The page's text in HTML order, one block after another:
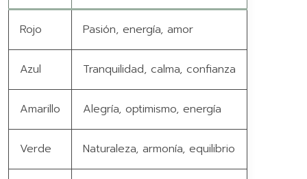
Rojo Pasión, energía, amor
Azul Tranquilidad, calma, confianza
Amarillo Alegría, optimismo, energía
Verde Naturaleza, armonía, equilibrio